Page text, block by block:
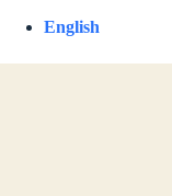
English